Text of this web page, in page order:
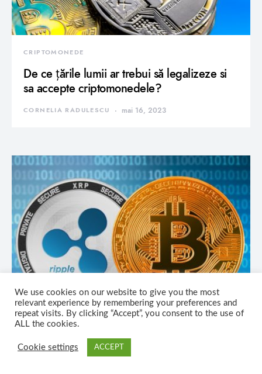
CRIPTOMONEDE
De ce țările lumii ar trebui să legalizeze si
sa accepte criptomonedele?
CORNELIA RADULESCU mai 16, 2023
CRIPTOMONEDE
We use cookies on our website to give you the most
relevant experience by remembering your preferences and
repeat visits. By clicking “Accept”, you consent to the use of
ALL the cookies.
Cookie settings ACCEPT